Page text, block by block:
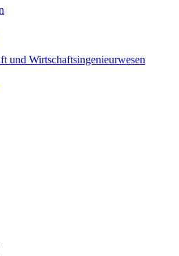
und Wirtschaftsingenieurwesen